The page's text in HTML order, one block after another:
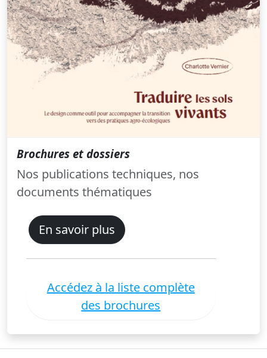
Brochures et dossiers
Nos publications techniques, nos
documents thématiques
En savoir plus
Accédez à la liste complète
des brochures